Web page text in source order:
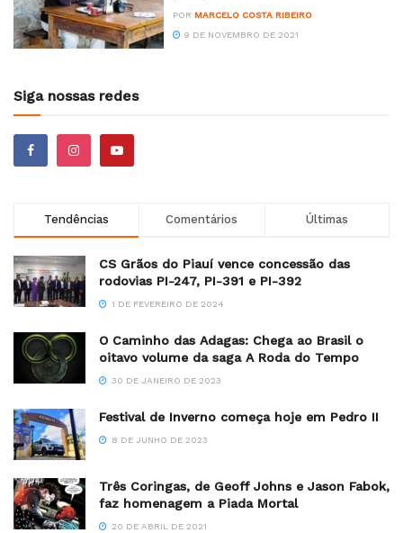
POR MARCELO COSTA RIBEIRO
9 DE NOVEMBRO DE 2021
Siga nossas redes
Tendências Comentários Últimas
CS Grãos do Piauí vence concessão das
rodovias PI-247, PI-391 e PI-392
1 DE FEVEREIRO DE 2024
O Caminho das Adagas: Chega ao Brasil o
oitavo volume da saga A Roda do Tempo
30 DE JANEIRO DE 2023
Festival de Inverno começa hoje em Pedro II
8 DE JUNHO DE 2023
Três Coringas, de Geoff Johns e Jason Fabok,
faz homenagem a Piada Mortal
20 DE ABRIL DE 2021